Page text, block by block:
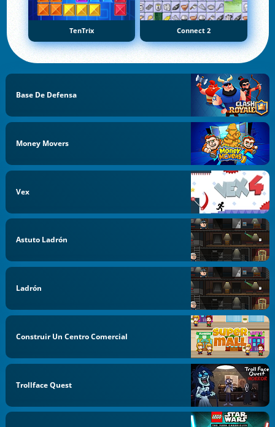
TenTrix Connect 2
Base De Defensa
Money Movers
Vex
Astuto Ladrón
Ladrón
Construir Un Centro Comercial
Trollface Quest